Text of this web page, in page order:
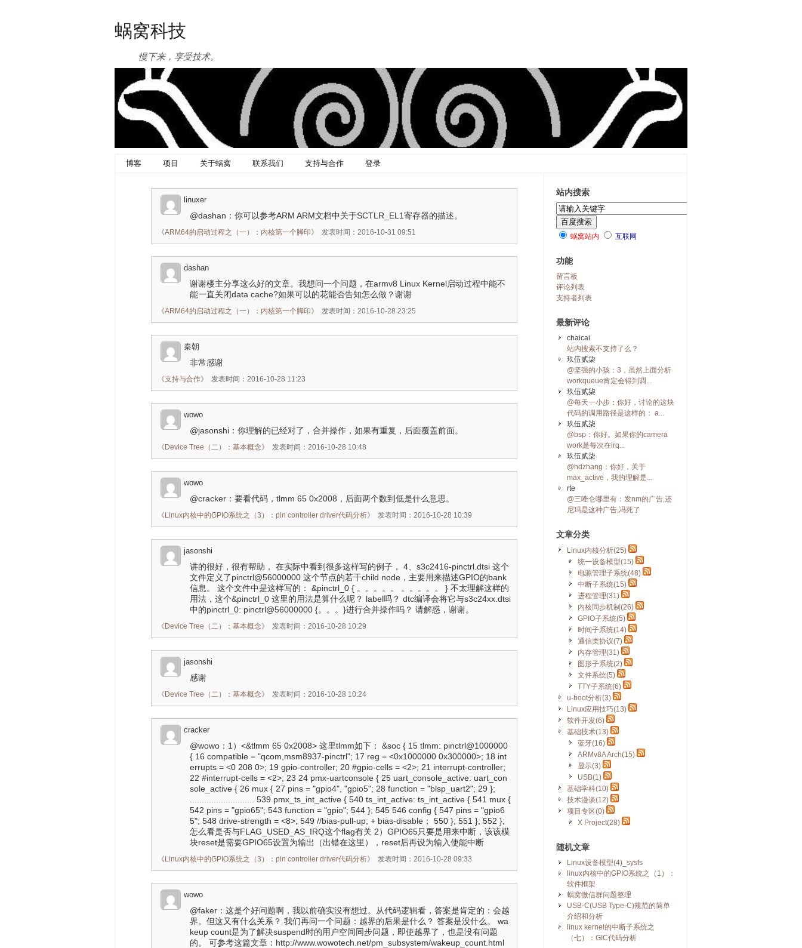
蜗窝科技
慢下来，享受技术。
博客 项目 关于蜗窝 联系我们 支持与合作 登录
linuxer
@dashan：你可以参考ARM ARM文档中关于SCTLR_EL1寄存器的描述。
《ARM64的启动过程之（一）：内核第一个脚印》 发表时间：2016-10-31 09:51
dashan
谢谢楼主分享这么好的文章。我想问一个问题，在armv8 Linux Kernel启动过程中能不
能一直关闭data cache?如果可以的花能否告知怎么做？谢谢
《ARM64的启动过程之（一）：内核第一个脚印》 发表时间：2016-10-28 23:25
秦朝
非常感谢
《支持与合作》 发表时间：2016-10-28 11:23
wowo
@jasonshi：你理解的已经对了，合并操作，如果有重复，后面覆盖前面。
《 Device Tree（二）：基本概念》 发表时间：2016-10-28 10:48
wowo
@cracker：要看代码，tlmm 65 0x2008，后面两个数到低是什么意思。
《 Linux内核中的GPIO系统之（3）：pin controller driver代码分析》 发表时间：2016-10-28 10:39
jasonshi
讲的很好，很有帮助， 在实际中看到很多这样写的例子， 4、s3c2416-pinctrl.dtsi 这个
文件定义了pinctrl@56000000 这个节点的若干child node，主要用来描述GPIO的bank
信息。 这个文件中是这样写的： &pinctrl_0 { 。。。。。 。。。。。 } 不太理解这样的
用法，这个&pinctrl_0 这里的用法是算什么呢？ label吗？ dtc编译会将它与s3c24xx.dtsi
中的pinctrl_0: pinctrl@56000000 {。。。}进行合并操作吗？ 请解惑，谢谢。
《 Device Tree（二）：基本概念》 发表时间：2016-10-28 10:29
jasonshi
感谢
《 Device Tree（二）：基本概念》 发表时间：2016-10-28 10:24
cracker
@wowo：1）<&tlmm 65 0x2008> 这里tlmm如下： &soc { 15 tlmm: pinctrl@1000000
{ 16 compatible = "qcom,msm8937-pinctrl"; 17 reg = <0x1000000 0x300000>; 18 int
errupts = <0 208 0>; 19 gpio-controller; 20 #gpio-cells = <2>; 21 interrupt-controller;
22 #interrupt-cells = <2>; 23 24 pmx-uartconsole { 25 uart_console_active: uart_con
sole_active { 26 mux { 27 pins = "gpio4", "gpio5"; 28 function = "blsp_uart2"; 29 };
........................... 539 pmx_ts_int_active { 540 ts_int_active: ts_int_active { 541 mux {
542 pins = "gpio65"; 543 function = "gpio"; 544 }; 545 546 config { 547 pins = "gpio6
5"; 548 drive-strength = <8>; 549 //bias-pull-up; + bias-disable； 550 }; 551 }; 552 };
怎么看是否与FLAG_USED_AS_IRQ这个flag有关 2）GPIO65只要是用来中断，该该模
块reset是需要GPIO65设置为输出（出错在这里），reset后再设为输入使能中断
《 Linux内核中的GPIO系统之（3）：pin controller driver代码分析》 发表时间：2016-10-28 09:33
wowo
@faker：这是个好问题啊，我以前确实没有想过。从代码逻辑看，答案是肯定的：会越
界。但这又有什么关系？ 我们再问一个问题：越界的后果是什么？ 答案是没什么。 wa
keup count是为了解决suspend时的用户空间同步问题，即使越界了，也是没有问题
的。 可参考这篇文章：http://www.wowotech.net/pm_subsystem/wakeup_count.html
站内搜索
蜗窝站内 互联网
功能
留言板
评论列表
支持者列表
最新评论
chaicai
站内搜索不支持了么？
玖伍贰柒
@坚强的小孩：3，虽然上面分析
workqueue肯定会得到调...
玖伍贰柒
@每天一小步：你好，讨论的这块
代码的调用路径是这样的： a...
玖伍贰柒
@bsp：你好。如果你的camera
work是每次在irq...
玖伍贰柒
@hdzhang：你好，关于
max_active，我的理解是...
rte
@三唑仑哪里有：发nm的广告,还
尼玛是这种广告,冯死了
文章分类
Linux内核分析(25)
统一设备模型(15)
电源管理子系统(48)
中断子系统(15)
进程管理(31)
内核同步机制(26)
GPIO子系统(5)
时间子系统(14)
通信类协议(7)
内存管理(31)
图形子系统(2)
文件系统(5)
TTY子系统(6)
u-boot分析(3)
Linux应用技巧(13)
软件开发(6)
基础技术(13)
蓝牙(16)
ARMv8A Arch(15)
显示(3)
USB(1)
基础学科(10)
技术漫谈(12)
项目专区(0)
X Project(28)
随机文章
Linux设备模型(4)_sysfs
linux内核中的GPIO系统之（1）：
软件框架
蜗窝微信群问题整理
USB-C(USB Type-C)规范的简单
介绍和分析
linux kernel的中断子系统之
（七）：GIC代码分析